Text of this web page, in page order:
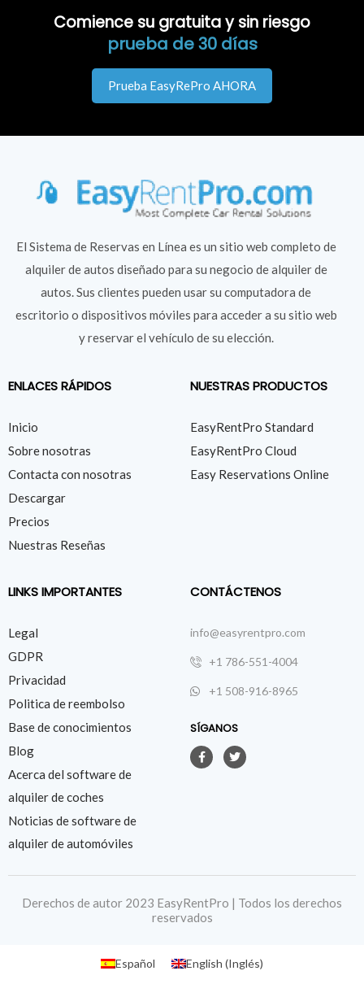
Comience su gratuita y sin riesgo
prueba de 30 días
Prueba EasyRePro AHORA
El Sistema de Reservas en Línea es un sitio web completo de
alquiler de autos diseñado para su negocio de alquiler de
autos. Sus clientes pueden usar su computadora de
escritorio o dispositivos móviles para acceder a su sitio web
y reservar el vehículo de su elección.
ENLACES RÁPIDOS
Inicio
Sobre nosotras
Contacta con nosotras
Descargar
Precios
Nuestras Reseñas
NUESTRAS PRODUCTOS
EasyRentPro Standard
EasyRentPro Cloud
Easy Reservations Online
LINKS IMPORTANTES
Legal
GDPR
Privacidad
Politica de reembolso
Base de conocimientos
Blog
Acerca del software de
alquiler de coches
Noticias de software de
alquiler de automóviles
CONTÁCTENOS
info@easyrentpro.com
+1 786-551-4004
+1 508-916-8965
SÍGANOS
Derechos de autor 2023 EasyRentPro | Todos los derechos
reservados
Español English (Inglés)